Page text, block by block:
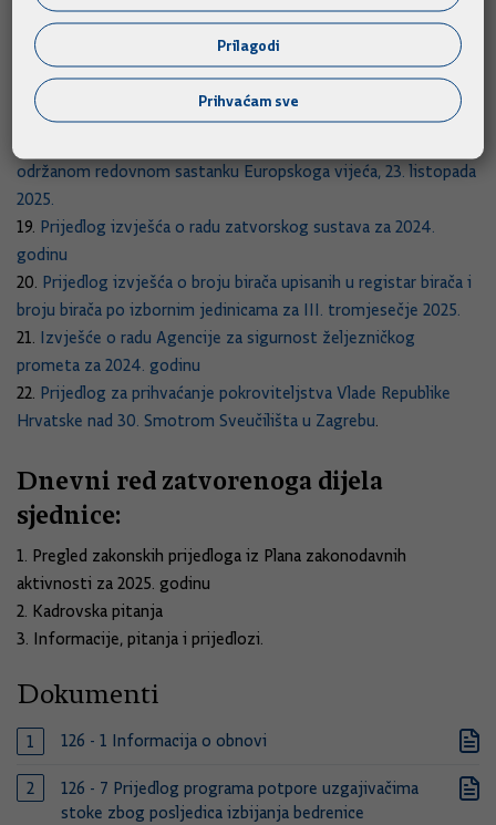
16.Prijedlog odluke o izmjeni Odluke o osnivanju Savjeta
inicijative Partnerstva za otvorenu vlast
17.Prijedlog zaključka o prihvaćanju Memoranduma o
razumijevanju u vezi suradnje usmjerene na razvoj tržišta
kapitala
održanom redovnom sastanku Europskoga vijeća, 23. listopada
2025.
19. Prijedlog izvješća o radu zatvorskog sustava za 2024.
godinu
20. Prijedlog izvješća o broju birača upisanih u registar birača i
broju birača po izbornim jedinicama za III. tromjesečje 2025.
21. Izvješće o radu Agencije za sigurnost željezničkog
prometa za 2024. godinu
22. Prijedlog za prihvaćanje pokroviteljstva Vlade Republike
Hrvatske nad 30. Smotrom Sveučilišta u Zagrebu.
Dnevni red zatvorenoga dijela
sjednice:
1. Pregled zakonskih prijedloga iz Plana zakonodavnih
aktivnosti za 2025. godinu
2. Kadrovska pitanja
3. Informacije, pitanja i prijedlozi.
Dokumenti
126 - 1 Informacija o obnovi
126 - 7 Prijedlog programa potpore uzgajivačima
stoke zbog posljedica izbijanja bedrenice
Prilagodi
Prihvaćam sve